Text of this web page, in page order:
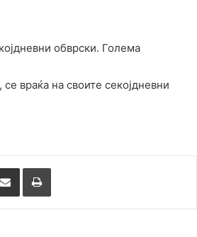
обврски. Голема
враќа на своите секојдневни
Сподели преку Е-маил Испринтај